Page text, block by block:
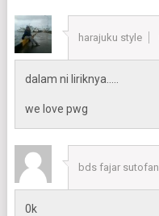
harajuku style
dalam ni liriknya…..
we love pwg
bds fajar sutofan
0k